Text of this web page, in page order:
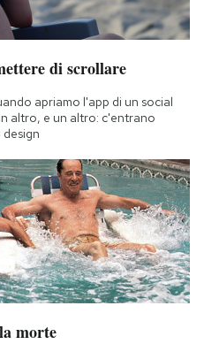
di scrollare
apriamo l'app di un social
altro, e un altro: c'entrano
morte